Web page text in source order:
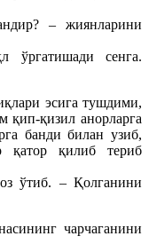
– жиянларини
сенга.
эсига тушдими,
қип-қизил анорларга
банди билан узиб,
қилиб териб
ўтиб. – Қолганини
чарчаганини